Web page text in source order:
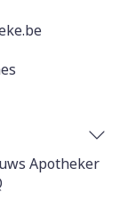
Apotheker